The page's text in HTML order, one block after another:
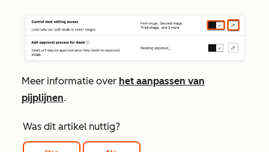
Meer informatie over het aanpassen van
pijplijnen.
Was dit artikel nuttig?